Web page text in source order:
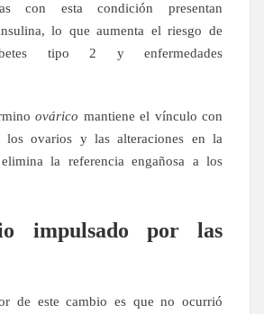
con esta condición presentan
lo que aumenta el riesgo de
tipo 2 y enfermedades
ovárico mantiene el vínculo con
los ovarios y las alteraciones en la
la referencia engañosa a los
impulsado por las
de este cambio es que no ocurrió